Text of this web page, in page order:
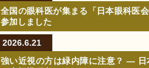
全国の眼科医が集まる「日本眼科医
参加しました
2026.6.21
強い近視の方は緑内障に注意？ ― 日